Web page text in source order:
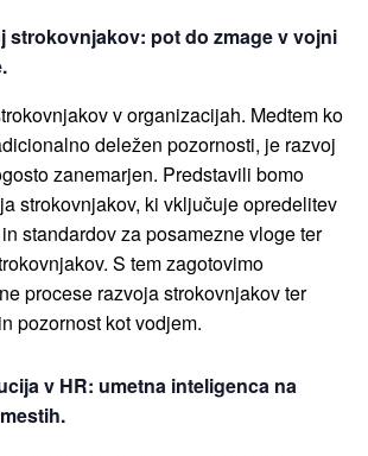
strokovnjakov: pot do zmage v vojni
v organizacijah. Medtem ko
deležen pozornosti, je razvoj
zanemarjen. Predstavili bomo
strokovnjakov, ki vključuje opredelitev
standardov za posamezne vloge ter
S tem zagotovimo
procese razvoja strokovnjakov ter
pozornost kot vodjem.
v HR: umetna inteligenca na